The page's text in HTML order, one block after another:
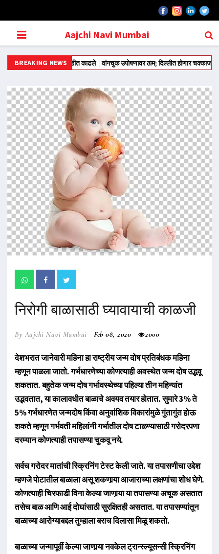
Aajchi Navi Mumbai
BREAKING NEWS
आंदोलन मोडीत काढले वांगचुक उपोषणावर ठाम; दिल्लीत होणार चक्काजाम
निरोगी बाळासाठी घ्यावायाची काळजी
By Aajchi Navi Mumbai Feb 08, 2020 2000
देशभरात जानेवारी महिना हा राष्ट्रीय जन्म दोष प्रतिबंधक महिना
म्हणून पाळला जातो. गर्भधारणेच्या कोणत्याही अवस्थेत जन्म दोष उद्भवू
शकतात. बहुतेक जन्म दोष गर्भावस्थेच्या पहिल्या तीन महिन्यांत
उद्भवतात, या कालावधीत बाळाचे अवयव तयार होतात. सुमारे 3% ते
5% गर्भधारणेत जन्मदोष किंवा अनुवांशिक विकारांमुळे गुंतागुंत होऊ
शकते म्हणून गर्भवती महिलांनी गर्भातील दोष टाळण्यासाठी गरोदरपणा
दरम्यान कोणत्याही तपासण्या चुकवू नये.
सर्वच गरोदर मातांची स्क्रिनिंग टेस्ट केली जाते. या तपासणीचा उद्देश
म्हणजे पोटातील बाळाला असू शकणार्‍या आजाराच्या लक्षणांचा शोध घेणे.
कोणत्याही चिरफाडी विना केल्या जाणार्‍या या तपासण्या अचूक असतात
तसेच बाळ आणि आई दोघांसाठी सुरक्षितही असतात. या तपासण्यांतून
बाळाच्या आरोग्याबद्दल तुम्हाला बराच दिलासा मिळू शकतो.
बाळाच्या जन्मापूर्वी केल्या जाणार्‍या नवकेल ट्रान्स्ल्यूसन्सी स्क्रिनिंग